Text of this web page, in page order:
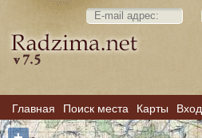
Главная Поиск места Карты Вход